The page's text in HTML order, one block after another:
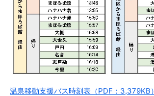
温泉移動支援バス時刻表（PDF：3,379KB）